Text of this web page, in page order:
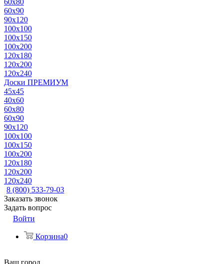
60x80
60x90
90x120
100x100
100x150
100x200
120x180
120x200
120x240
Доски ПРЕМИУМ
45x45
40x60
60x80
60x90
90x120
100x100
100x150
100x200
120x180
120x200
120x240
8 (800) 533-79-03
Заказать звонок
Задать вопрос
Войти
Корзина0
Ваш город